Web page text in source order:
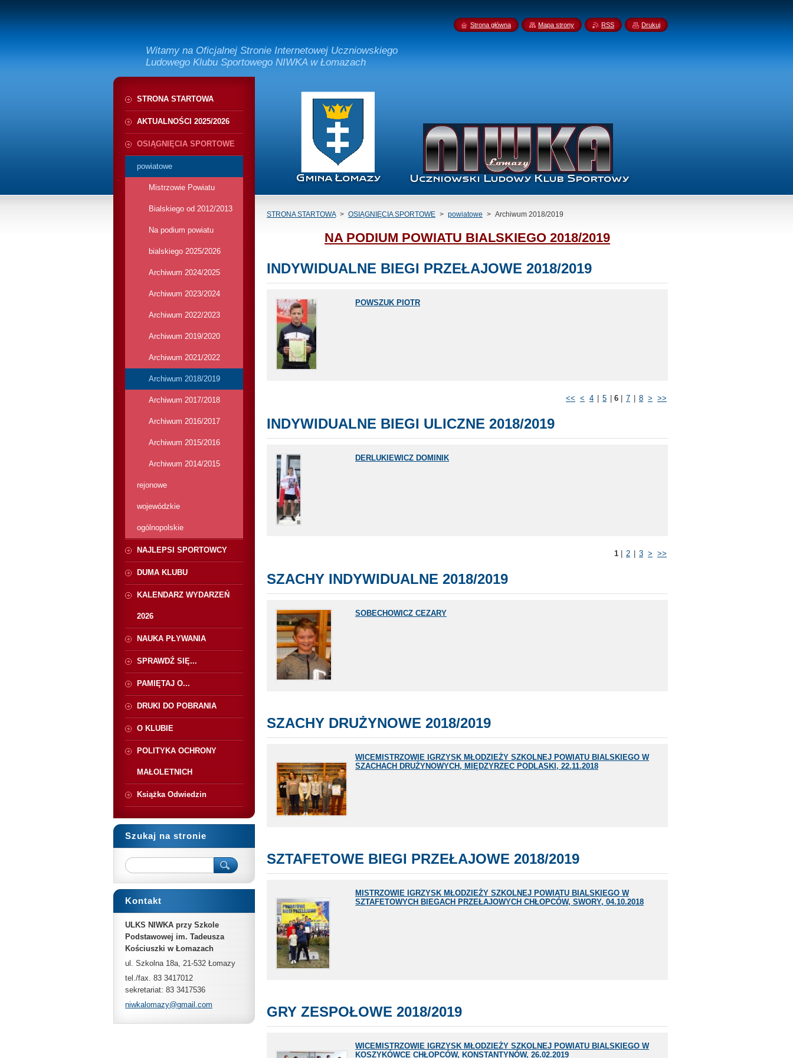
Witamy na Oficjalnej Stronie Internetowej Uczniowskiego
Ludowego Klubu Sportowego NIWKA w Łomazach
STRONA STARTOWA > OSIĄGNIĘCIA SPORTOWE > powiatowe > Archiwum 2018/2019
NA PODIUM POWIATU BIALSKIEGO 2018/2019
INDYWIDUALNE BIEGI PRZEŁAJOWE 2018/2019
POWSZUK PIOTR
<< < 4 5 6 7 8 > >>
INDYWIDUALNE BIEGI ULICZNE 2018/2019
DERLUKIEWICZ DOMINIK
1 2 3 > >>
SZACHY INDYWIDUALNE 2018/2019
SOBECHOWICZ CEZARY
SZACHY DRUŻYNOWE 2018/2019
WICEMISTRZOWIE IGRZYSK MŁODZIEŻY SZKOLNEJ POWIATU BIALSKIEGO W
SZACHACH DRUŻYNOWYCH, MIĘDZYRZEC PODLASKI, 22.11.2018
SZTAFETOWE BIEGI PRZEŁAJOWE 2018/2019
MISTRZOWIE IGRZYSK MŁODZIEŻY SZKOLNEJ POWIATU BIALSKIEGO W
SZTAFETOWYCH BIEGACH PRZEŁAJOWYCH CHŁOPCÓW, SWORY, 04.10.2018
GRY ZESPOŁOWE 2018/2019
WICEMISTRZOWIE IGRZYSK MŁODZIEŻY SZKOLNEJ POWIATU BIALSKIEGO W
KOSZYKÓWCE CHŁOPCÓW, KONSTANTYNÓW, 26.02.2019
STRONA STARTOWA
AKTUALNOŚCI 2025/2026
OSIĄGNIĘCIA SPORTOWE
powiatowe
Mistrzowie Powiatu
Bialskiego od 2012/2013
Na podium powiatu
bialskiego 2025/2026
Archiwum 2024/2025
Archiwum 2023/2024
Archiwum 2022/2023
Archiwum 2019/2020
Archiwum 2021/2022
Archiwum 2018/2019
Archiwum 2017/2018
Archiwum 2016/2017
Archiwum 2015/2016
Archiwum 2014/2015
rejonowe
wojewódzkie
ogólnopolskie
NAJLEPSI SPORTOWCY
DUMA KLUBU
KALENDARZ WYDARZEŃ
2026
NAUKA PŁYWANIA
SPRAWDŹ SIĘ...
PAMIĘTAJ O...
DRUKI DO POBRANIA
O KLUBIE
POLITYKA OCHRONY
MAŁOLETNICH
Książka Odwiedzin
Szukaj na stronie
Kontakt
ULKS NIWKA przy Szkole
Podstawowej im. Tadeusza
Kościuszki w Łomazach
ul. Szkolna 18a, 21-532 Łomazy
tel./fax. 83 3417012
sekretariat: 83 3417536
niwkalomazy@gmai l.com
Strona główna Mapa strony RSS Drukuj